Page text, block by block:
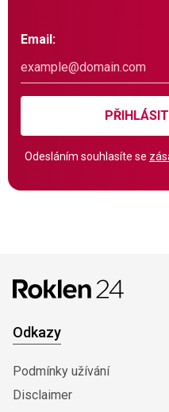
Email:
Odesláním souhlasíte se
Odkazy
Podmínky užívání
Disclaimer